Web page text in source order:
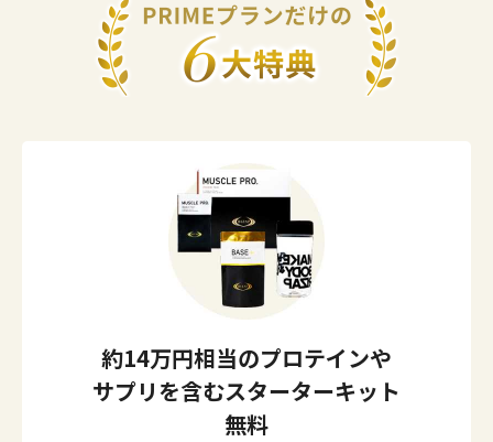
約14万円相当のプロテインや
サプリを含むスターターキット
無料